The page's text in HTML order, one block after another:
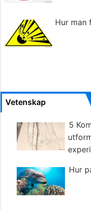
Hur
Vetenskap
5
Hur